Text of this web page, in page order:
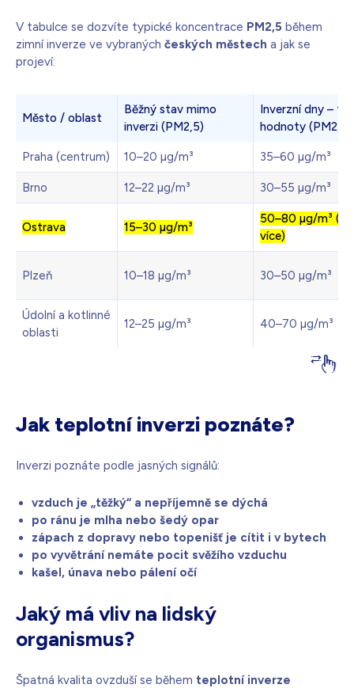
V tabulce se dozvíte typické koncentrace PM2,5 během
zimní inverze ve vybraných českých městech a jak se
projeví:
Město / oblast
Běžný stav mimo
inverzi (PM2,5)
Inverzní dny –
hodnoty (PM2,5)
Praha (centrum) 10–20 µg/m³ 35–60 µg/m³
Brno 12–22 µg/m³ 30–55 µg/m³
Ostrava 15–30 µg/m³
50–80 µg/m³
více)
Plzeň 10–18 µg/m³ 30–50 µg/m³
Údolní a kotlinné
oblasti
12–25 µg/m³ 40–70 µg/m³
Jak teplotní inverzi poznáte?
Inverzi poznáte podle jasných signálů:
vzduch je „těžký“ a nepříjemně se dýchá
po ránu je mlha nebo šedý opar
zápach z dopravy nebo topenišť je cítit i v bytech
po vyvětrání nemáte pocit svěžího vzduchu
kašel, únava nebo pálení očí
Jaký má vliv na lidský
organismus?
Špatná kvalita ovzduší se během teplotní inverze